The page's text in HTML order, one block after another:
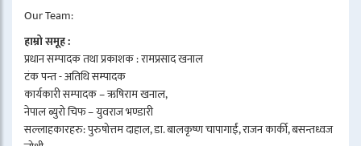
Our Team:
हाम्रो समूह :
प्रधान सम्पादक तथा प्रकाशक : रामप्रसाद खनाल
टंक पन्त - अतिथि सम्पादक
कार्यकारी सम्पादक – ऋषिराम खनाल,
नेपाल ब्युरो चिफ – युवराज भण्डारी
सल्लाहकारहरु: पुरुषोत्तम दाहाल, डा. बालकृष्ण चापागाईं, राजन कार्की, बसन्तध्वज